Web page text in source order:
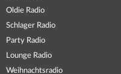
Oldie Radio
Schlager Radio
Party Radio
Lounge Radio
Weihnachtsradio